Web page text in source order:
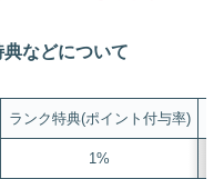
などについて
ランク特典(ポイント付与率)
1%